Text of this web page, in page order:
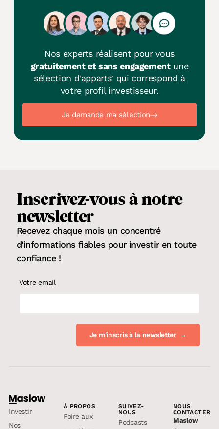
Nos experts réalisent pour vous
gratuitement et sans engagementune
sélection d’apparts’ qui correspond à
votre profil investisseur.
Je demande ma sélection
Inscrivez-vousà notre
newsletter
Recevez chaque mois un concentré
d'informations fiables pour investir en toute
confiance !
Votre email
Investir
Nos
À PROPOS
Foire aux
SUIVEZ-
NOUS
Podcasts
NOUS
CONTACTER
Maslow